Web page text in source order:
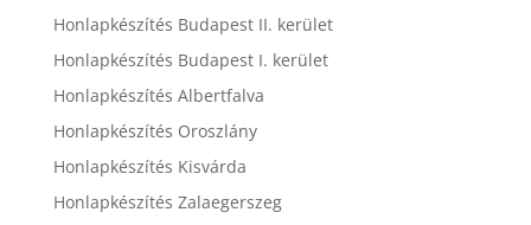
Honlapkészítés Budapest II. kerület
Honlapkészítés Budapest I. kerület
Honlapkészítés Albertfalva
Honlapkészítés Oroszlány
Honlapkészítés Kisvárda
Honlapkészítés Zalaegerszeg